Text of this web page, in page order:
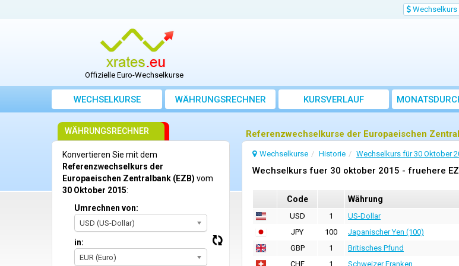
Wechselkurs
Offizielle Euro-Wechselkurse
WECHSELKURSE WÄHRUNGSRECHNER KURSVERLAUF
Referenzwechselkurse der Europaeischen
Wechselkurse Historie Wechselkurs für 30 Oktober
Wechselkurs fuer 30 oktober 2015 - fruehere
Code Währung
USD 1 US-Dollar
JPY
100 Japanischer Yen (100)
GBP
1 Britisches Pfund
CHF
1 Schweizer Franken
WÄHRUNGSRECHNER
Konvertieren Sie mit dem
Referenzwechselkurs der
Europaeischen Zentralbank (EZB) vom
30 Oktober 2015:
Umrechnen von:
USD (US-Dollar)
in:
EUR (Euro)